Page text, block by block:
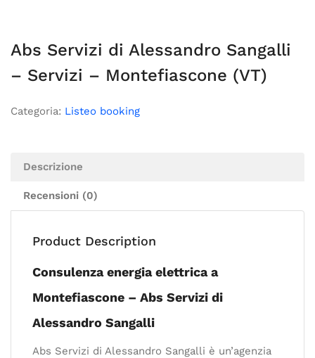
Abs Servizi di Alessandro Sangalli
– Servizi – Montefiascone (VT)
Categoria: Listeo booking
Descrizione
Recensioni (0)
Product Description
Consulenza energia elettrica a
Montefiascone – Abs Servizi di
Alessandro Sangalli
Abs Servizi di Alessandro Sangalli è un’agenzia